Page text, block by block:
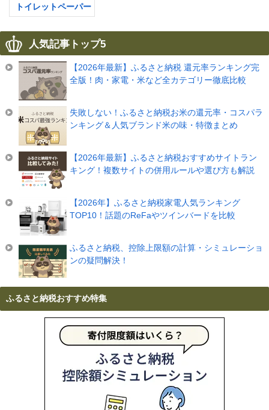
トイレットペーパー
人気記事トップ5
【2026年最新】ふるさと納税 還元率ランキング完
全版！肉・家電・米など全カテゴリー徹底比較
失敗しない！ふるさと納税お米の還元率・コスパラ
ンキング＆人気ブランド米の味・特徴まとめ
【2026年最新】ふるさと納税おすすめサイトラン
キング！複数サイトの併用ルールや選び方も解説
【2026年】ふるさと納税家電人気ランキング
TOP10！話題のReFaやツインバードを比較
ふるさと納税、控除上限額の計算・シミュレーショ
ンの疑問解決！
ふるさと納税おすすめ特集